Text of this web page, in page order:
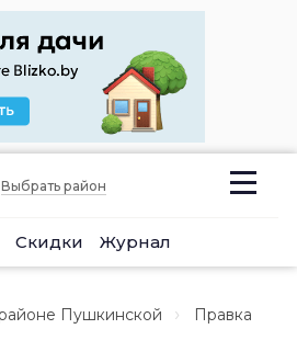
Выбрать район
Скидки Журнал
Пушкинской
Правка